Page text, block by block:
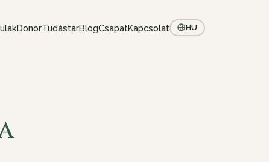
DonorTudástárBlogCsapatKapcsolat HU